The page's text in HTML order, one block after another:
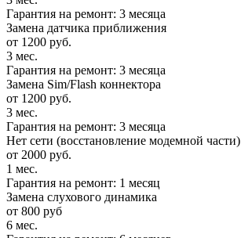
Гарантия на ремонт: 3 месяца
Замена датчика приближения
от 1200 руб.
3 мес.
Гарантия на ремонт: 3 месяца
Замена Sim/Flash коннектора
от 1200 руб.
3 мес.
Гарантия на ремонт: 3 месяца
Нет сети (восстановление модемной части)
от 2000 руб.
1 мес.
Гарантия на ремонт: 1 месяц
Замена слухового динамика
от 800 руб
6 мес.